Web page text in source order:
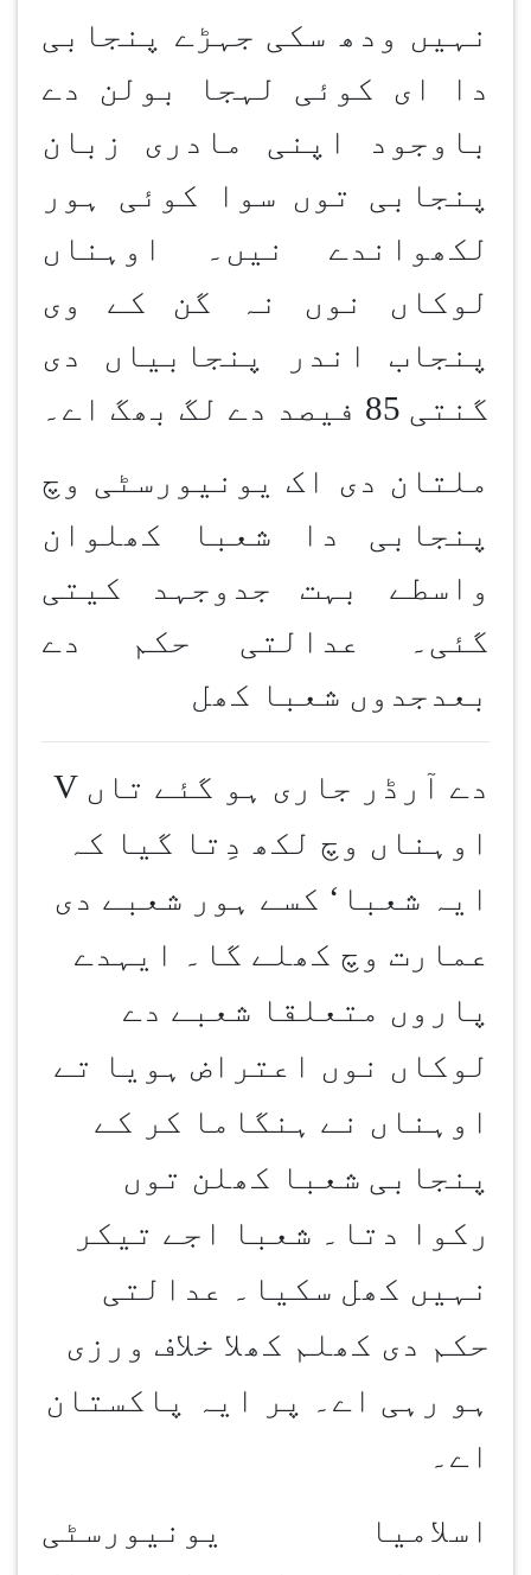
نہیں ودھ سکی جہڑے پنجابی
دا ای کوئی لہجا بولن دے
باوجود اپنی مادری زبان
پنجابی توں سوا کوئی ہور
لکھواندے نیں۔ اوہناں
لوکاں نوں نہ گن کے وی
پنجاب اندر پنجابیاں دی
گنتی 85 فیصد دے لگ بھگ اے۔
ملتان دی اک یونیورسٹی وچ
پنجابی دا شعبا کھلوان
واسطے بہت جدوجہد کیتی
گئی۔ عدالتی حکم دے
بعدجدوں شعبا کھل
V دے آرڈر جاری ہو گئے تاں
اوہناں وچ لکھ دِتا گیا کہ
ایہ شعبا‘ کسے ہور شعبے دی
عمارت وچ کھلے گا۔ ایہدے
پاروں متعلقا شعبے دے
لوکاں نوں اعتراض ہویا تے
اوہناں نے ہنگاما کر کے
پنجابی شعبا کھلن توں
رکوا دتا۔ شعبا اجے تیکر
نہیں کھل سکیا۔ عدالتی
حکم دی کھلم کھلا خلاف ورزی
ہو رہی اے۔ پر ایہ پاکستان
اے۔
اسلامیا یونیورسٹی